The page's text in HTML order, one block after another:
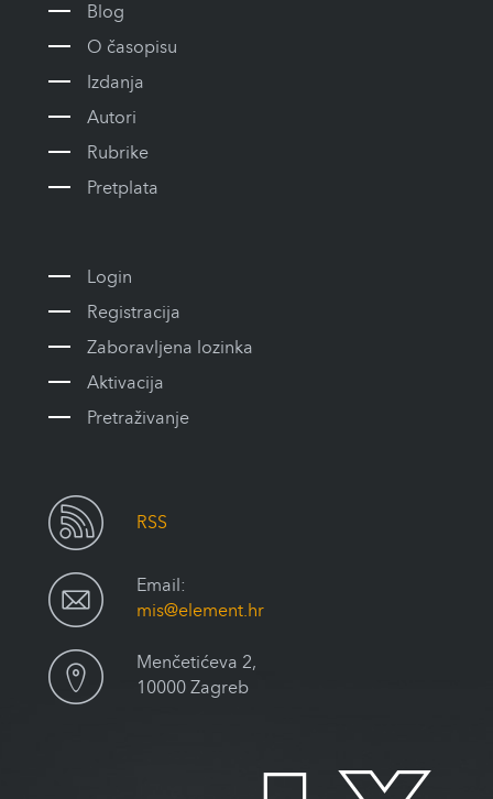
Blog
O časopisu
Izdanja
Autori
Rubrike
Pretplata
Login
Registracija
Zaboravljena lozinka
Aktivacija
Pretraživanje
RSS
Email:
mis@element.hr
Menčetićeva 2,
10000 Zagreb